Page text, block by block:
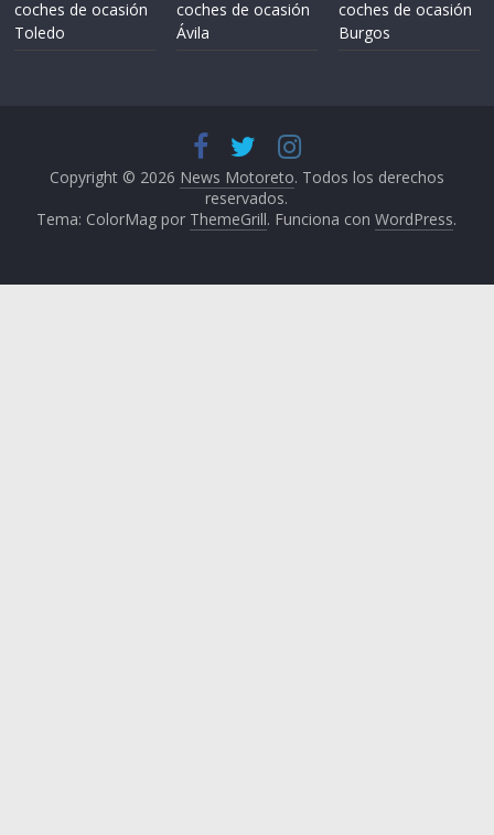
coches de ocasión
Toledo
coches de ocasión
Ávila
coches de ocasión
Burgos
Copyright © 2026 News Motoreto. Todos los derechos
reservados.
Tema: ColorMag por ThemeGrill. Funciona conWordPress.